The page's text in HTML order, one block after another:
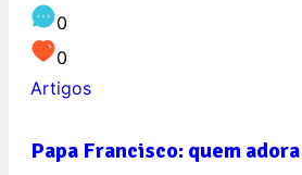
0
0
Artigos
Papa Francisco: quem